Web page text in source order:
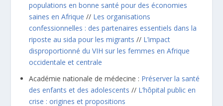
populations en bonne santé pour des économies
saines en Afrique // Les organisations
confessionnelles : des partenaires essentiels dans la
riposte au sida pour les migrants // L’impact
disproportionné du VIH sur les femmes en Afrique
occidentale et centrale
Académie nationale de médecine : Préserver la santé
des enfants et des adolescents // L’hôpital public en
crise : origines et propositions